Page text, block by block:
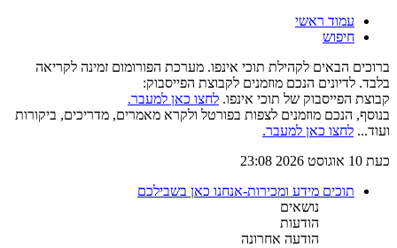
עמוד ראשי
חיפוש
ברוכים הבאים לקהילת תוכי אינפו. מערכת הפורומום זמינה לקריאה
בלבד. לדיונים הנכם מוזמנים לקבוצת הפייסבוק:
קבוצת הפייסבוק של תוכי אינפו. לחצו כאן למעבר.
בנוסף, הנכם מוזמנים לצפות בפורטל ולקרא מאמרים, מדריכים, ביקורות
ועוד... לחצו כאן למעבר.
כעת 10 אוגוסט 2026 23:08
תוכים מידע ומכירות-אנחנו כאן בשבילכם
נושאים
הודעות
הודעה אחרונה